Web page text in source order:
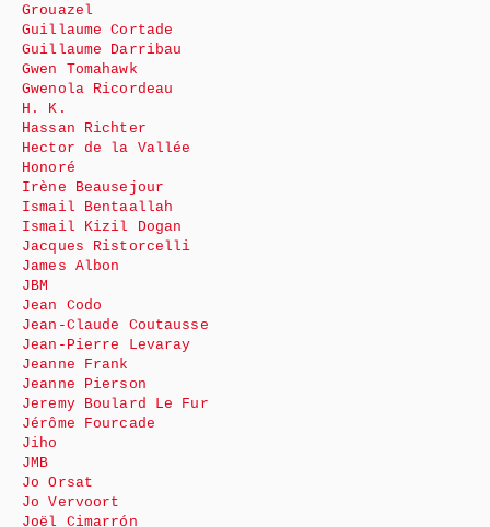
Grouazel
Guillaume Cortade
Guillaume Darribau
Gwen Tomahawk
Gwenola Ricordeau
H. K.
Hassan Richter
Hector de la Vallée
Honoré
Irène Beausejour
Ismail Bentaallah
Ismail Kizil Dogan
Jacques Ristorcelli
James Albon
JBM
Jean Codo
Jean-Claude Coutausse
Jean-Pierre Levaray
Jeanne Frank
Jeanne Pierson
Jeremy Boulard Le Fur
Jérôme Fourcade
Jiho
JMB
Jo Orsat
Jo Vervoort
Joël Cimarrón